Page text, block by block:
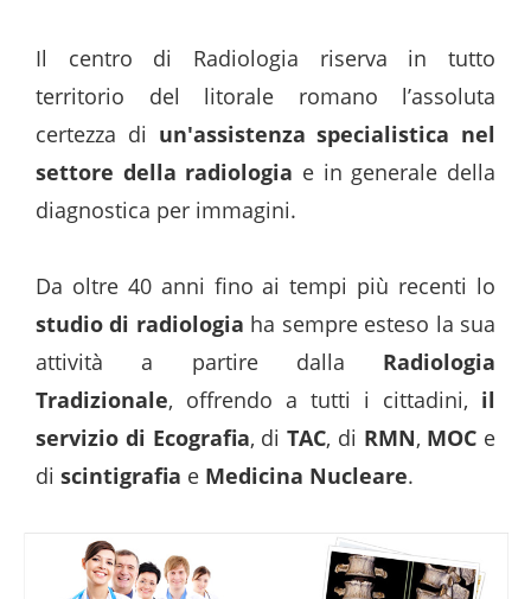
Il centro di Radiologia riserva in tutto
territorio del litorale romano l’assoluta
certezza di un'assistenza specialistica nel
settore della radiologia e in generale della
diagnostica per immagini.
Da oltre 40 anni fino ai tempi più recenti lo
studio di radiologia ha sempre esteso la sua
attività a partire dalla Radiologia
Tradizionale, offrendo a tutti i cittadini, il
servizio di Ecografia, di TAC, di RMN, MOC e
di scintigrafia e Medicina Nucleare.